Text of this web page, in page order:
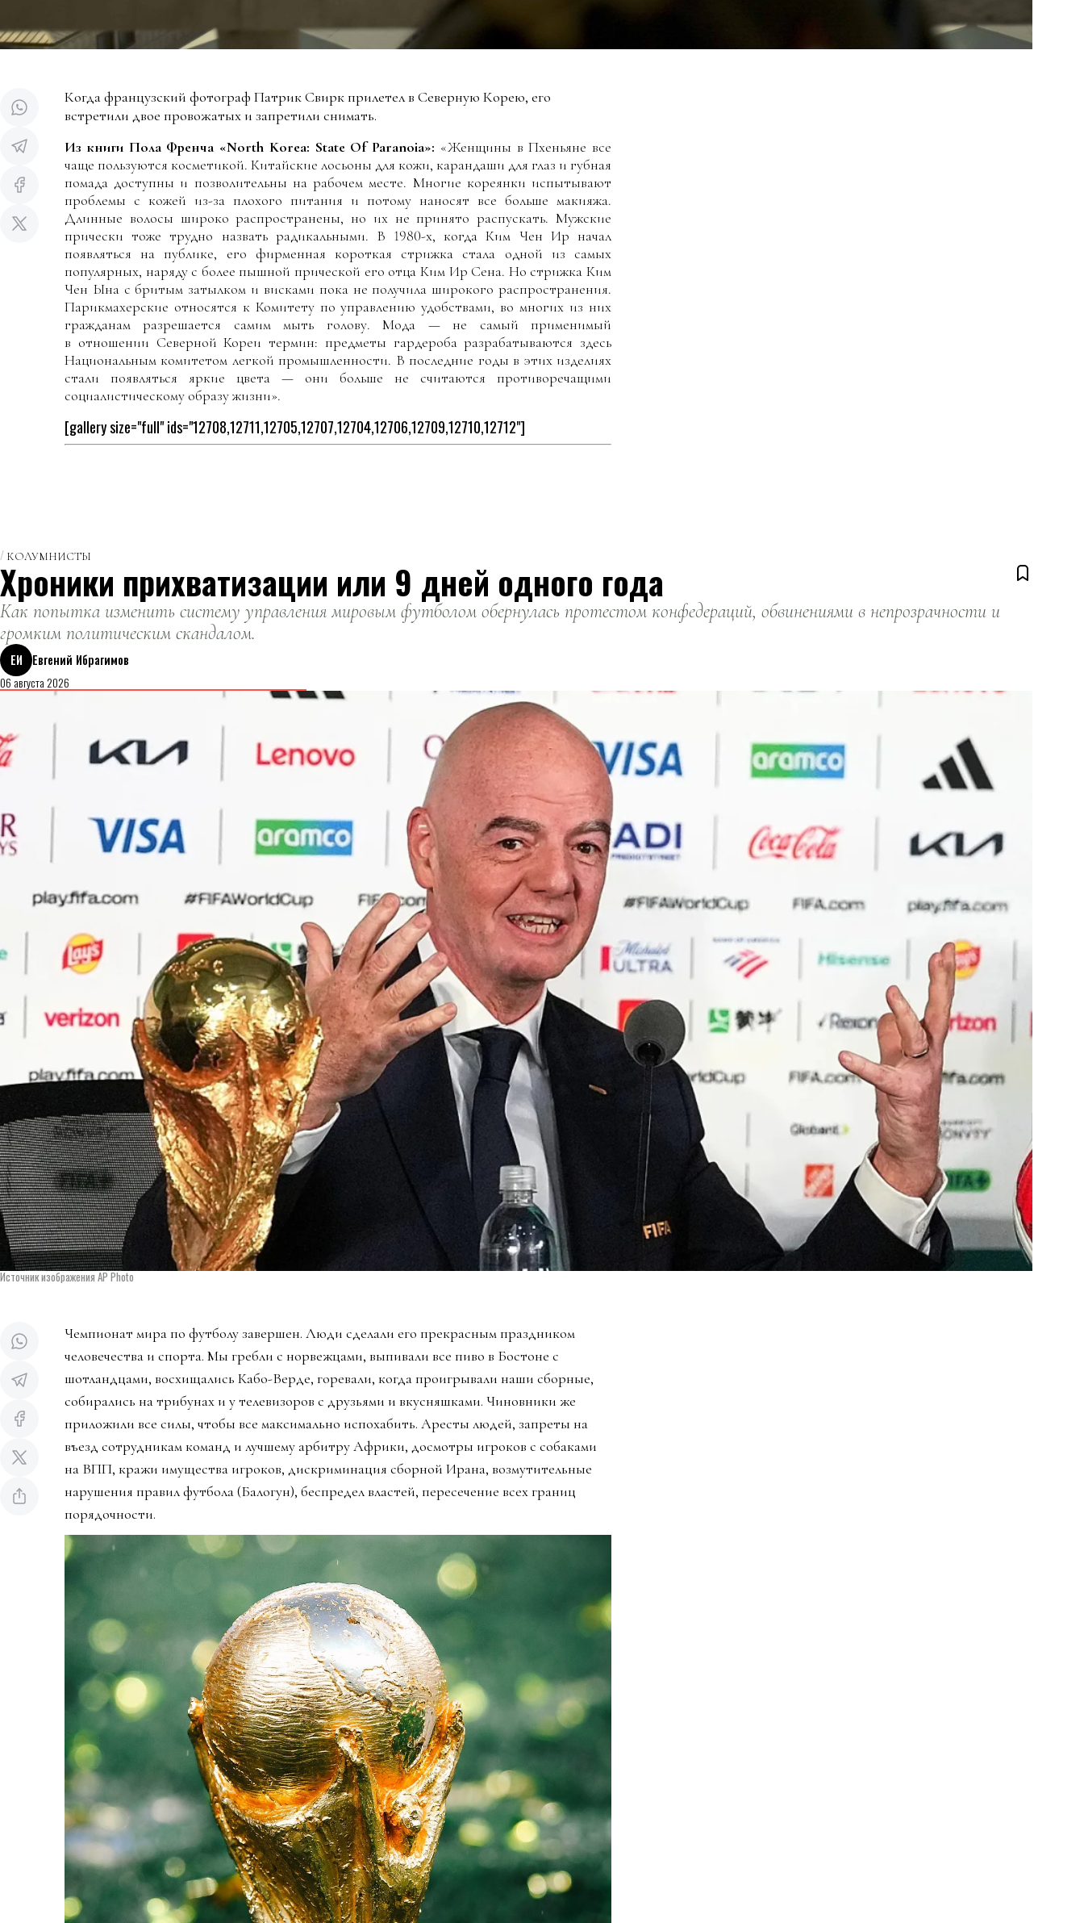
Когда французский фотограф Патрик Свирк прилетел в Северную Корею, его
встретили двое провожатых и запретили снимать.
Из книги Пола Френча «North Korea: State Of Paranoia»: «Женщины в Пхеньяне все
чаще пользуются косметикой. Китайские лосьоны для кожи, карандаши для глаз и губная
помада доступны и позволительны на рабочем месте. Многие кореянки испытывают
проблемы с кожей из-за плохого питания и потому наносят все больше макияжа.
Длинные волосы широко распространены, но их не принято распускать. Мужские
прически тоже трудно назвать радикальными. В 1980-х, когда Ким Чен Ир начал
появляться на публике, его фирменная короткая стрижка стала одной из самых
популярных, наряду с более пышной прической его отца Ким Ир Сена. Но стрижка Ким
Чен Ына с бритым затылком и висками пока не получила широкого распространения.
Парикмахерские относятся к Комитету по управлению удобствами, во многих из них
гражданам разрешается самим мыть голову. Мода — не самый применимый
в отношении Северной Кореи термин: предметы гардероба разрабатываются здесь
Национальным комитетом легкой промышленности. В последние годы в этих изделиях
стали появляться яркие цвета — они больше не считаются противоречащими
социалистическому образу жизни».
[gallery size="full" ids="12708,12711,12705,12707,12704,12706,12709,12710,12712"]
КОЛУМНИСТЫ
Хроники прихватизации или 9 дней одного года
Как попытка изменить систему управления мировым футболом обернулась протестом конфедераций, обвинениями в непрозрачности и
громким политическим скандалом.
ЕИ
Евгений Ибрагимов
06 августа 2026
Источник изображения AP Photo
Чемпионат мира по футболу завершен. Люди сделали его прекрасным праздником
человечества и спорта. Мы гребли с норвежцами, выпивали все пиво в Бостоне с
шотландцами, восхищались Кабо-Верде, горевали, когда проигрывали наши сборные,
собирались на трибунах и у телевизоров с друзьями и вкусняшками. Чиновники же
приложили все силы, чтобы все максимально испохабить. Аресты людей, запреты на
въезд сотрудникам команд и лучшему арбитру Африки, досмотры игроков с собаками
на ВПП, кражи имущества игроков, дискриминация сборной Ирана, возмутительные
нарушения правил футбола (Балогун), беспредел властей, пересечение всех границ
порядочности.